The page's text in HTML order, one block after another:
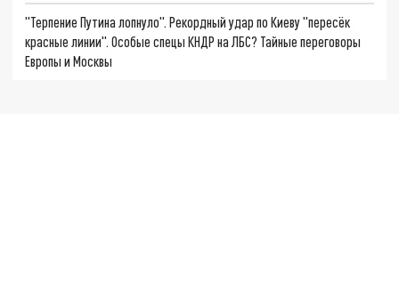
"Терпение Путина лопнуло". Рекордный удар по Киеву "пересёк
красные линии". Особые спецы КНДР на ЛБС? Тайные переговоры
Европы и Москвы